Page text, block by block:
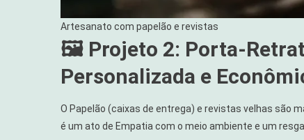
Artesanato com papelão e revistas
🖼️ Projeto 2: Porta-
Personalizada e
O Papelão (caixas de entrega) e revistas velhas são
é um ato de Empatia com o meio ambiente e um